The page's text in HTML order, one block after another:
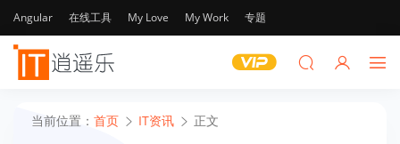
Angular 在线工具 My Love My Work 专题
当前位置： 首页 IT资讯 正文